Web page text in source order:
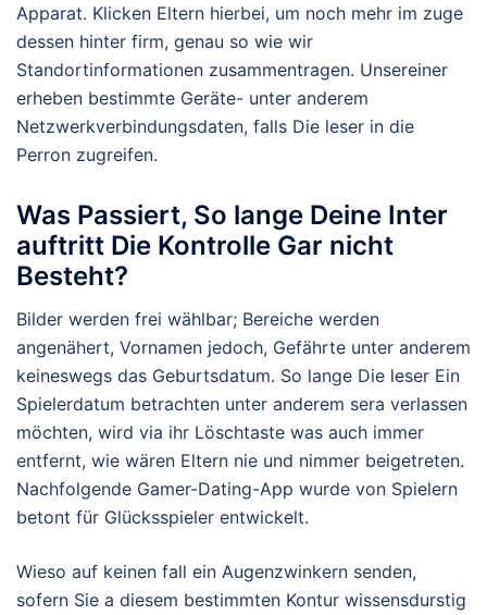
Apparat. Klicken Eltern hierbei, um noch mehr im zuge
dessen hinter firm, genau so wie wir
Standortinformationen zusammentragen. Unsereiner
erheben bestimmte Geräte- unter anderem
Netzwerkverbindungsdaten, falls Die leser in die
Perron zugreifen.
Was Passiert, So lange Deine Inter
auftritt Die Kontrolle Gar nicht
Besteht?
Bilder werden frei wählbar; Bereiche werden
angenähert, Vornamen jedoch, Gefährte unter anderem
keineswegs das Geburtsdatum. So lange Die leser Ein
Spielerdatum betrachten unter anderem sera verlassen
möchten, wird via ihr Löschtaste was auch immer
entfernt, wie wären Eltern nie und nimmer beigetreten.
Nachfolgende Gamer-Dating-App wurde von Spielern
betont für Glücksspieler entwickelt.
Wieso auf keinen fall ein Augenzwinkern senden,
sofern Sie a diesem bestimmten Kontur wissensdurstig